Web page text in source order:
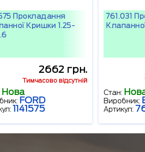
Прокладання
Кришки 1.25-
2662 грн.
Тимчасово відсутній
Нова
FORD
1141575
761.031
Стан:
Виробник:
Артикул: